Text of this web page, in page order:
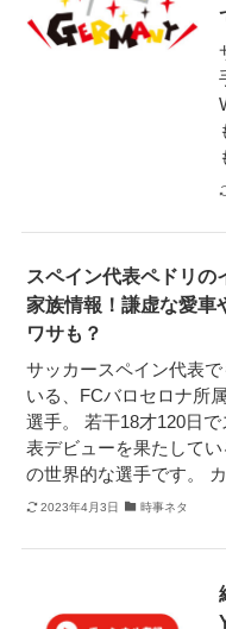
スペイン代表ペドリの
家族情報！謙虚な愛車
ワサも？
サッカースペイン代表で
いる、FCバロセロナ所
選手。 若干18才120日
表デビューを果たして
の世界的な選手です。
2023年4月3日 時事ネタ